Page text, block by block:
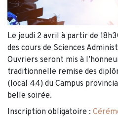
Le jeudi 2 avril à partir de
des cours de Sciences
Ouvriers seront mis à
traditionnelle remise des
(local 44) du Campus
belle soirée.
Inscription obligatoire :